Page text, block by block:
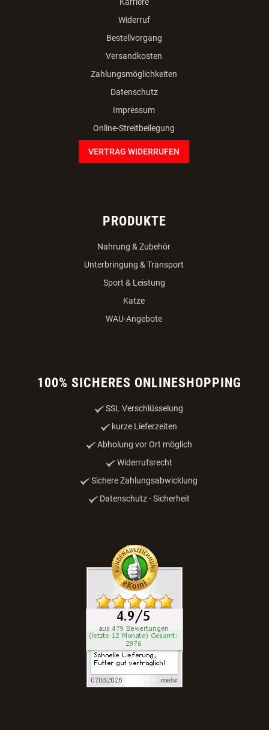
Widerruf
Bestellvorgang
Versandkosten
Zahlungsmöglichkeiten
Datenschutz
Impressum
Online-Streitbeilegung
VERTRAG WIDERRUFEN
PRODUKTE
Nahrung & Zubehör
Unterbringung & Transport
Sport & Leistung
Katze
WAU-Angebote
100% SICHERES ONLINESHOPPING
SSL Verschlüsselung
kurze Lieferzeiten
Abholung vor Ort möglich
Widerrufsrecht
Sichere Zahlungsabwicklung
Datenschutz - Sicherheit